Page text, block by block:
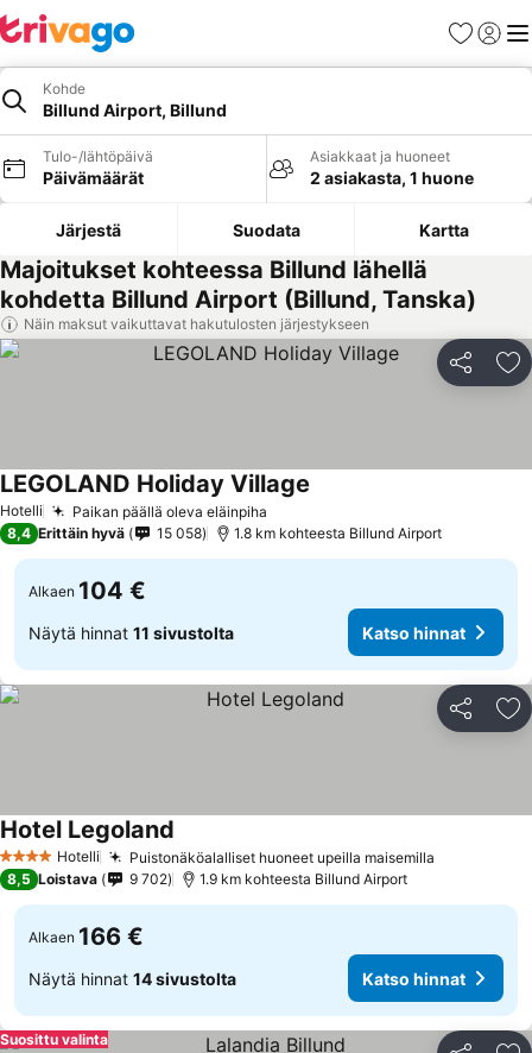
Suosikit
Kohde
Billund Airport, Billund
Tulo-/lähtöpäivä
Päivämäärät
Asiakkaat ja huoneet
2 asiakasta, 1 huone
Järjestä Suodata Kartta
Majoitukset kohteessa Billund lähellä
kohdetta Billund Airport (Billund, Tanska)
Näin maksut vaikuttavat hakutulosten järjestykseen
Jaa
Hotelli Paikan päällä oleva eläinpiha
LEGOLAND Holiday Village
8,4 Erittäin hyvä 15 058 1.8 km kohteesta Billund Airport
Alkaen 104 €
Näytä hinnat 11 sivustolta Katso hinnat
Jaa
4 Tähtiluokitus
Hotelli Puistonäköalalliset huoneet upeilla maisemilla
Hotel Legoland
8,5 Loistava 9 702 1.9 km kohteesta Billund Airport
Alkaen 166 €
Näytä hinnat 14 sivustolta Katso hinnat
Suosittu valinta